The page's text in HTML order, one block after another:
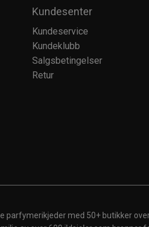
Kundesenter
Kundeservice
Kundeklubb
Salgsbetingelser
Retur
parfymerikjeder med 50+ butikker